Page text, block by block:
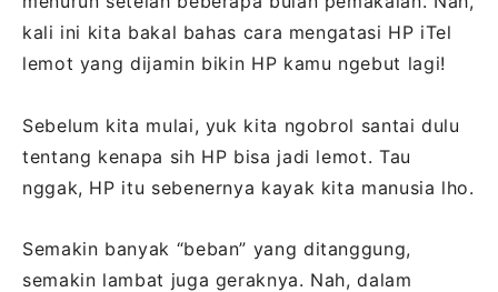
kali ini kita bakal bahas cara mengatasi HP iTel
lemot yang dijamin bikin HP kamu ngebut lagi!
Sebelum kita mulai, yuk kita ngobrol santai dulu
tentang kenapa sih HP bisa jadi lemot. Tau
nggak, HP itu sebenernya kayak kita manusia lho.
Semakin banyak “beban” yang ditanggung,
semakin lambat juga geraknya. Nah, dalam